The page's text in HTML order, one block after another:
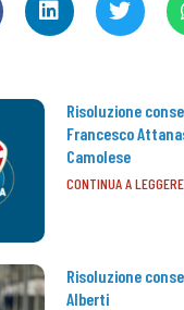
Risoluzione
Francesco
Camolese
CONTINUA A LEGGERE
Risoluzione
Alberti